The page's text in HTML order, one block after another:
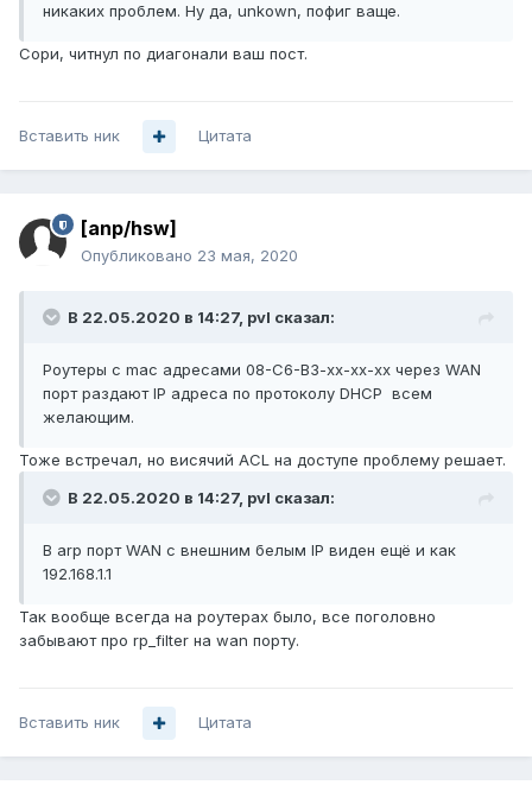
никаких проблем. Ну да, unkown, пофиг ваще.
Сори, читнул по диагонали ваш пост.
Вставить ник Цитата
[anp/hsw]
Опубликовано 23 мая, 2020
В 22.05.2020 в 14:27, pvl сказал:
Роутеры с mac адресами 08-C6-B3-xx-xx-xx через WAN
порт раздают IP адреса по протоколу DHCP всем
желающим.
Тоже встречал, но висячий ACL на доступе проблему решает.
В 22.05.2020 в 14:27, pvl сказал:
В arp порт WAN с внешним белым IP виден ещё и как
192.168.1.1
Так вообще всегда на роутерах было, все поголовно
забывают про rp_filter на wan порту.
Вставить ник Цитата